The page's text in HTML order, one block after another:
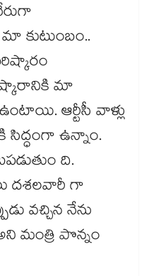
కుటుంబం..
మా
ఆర్టీసీ వాళ్లు
సిద్ధంగా ఉన్నాం.
ది.
దశలవారీ గా
వచ్చిన నేను
మంత్రి పొన్నం